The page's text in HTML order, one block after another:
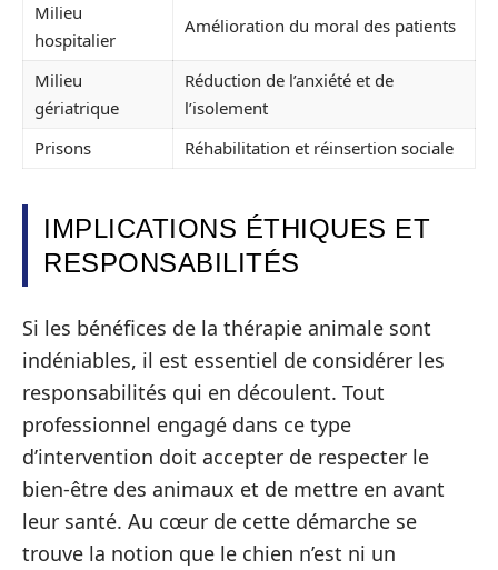
Milieu
hospitalier
Amélioration du moral des patients
Milieu
gériatrique
Réduction de l’anxiété et de
l’isolement
Prisons
Réhabilitation et réinsertion sociale
IMPLICATIONS ÉTHIQUES ET
RESPONSABILITÉS
Si les bénéfices de la thérapie animale sont
indéniables, il est essentiel de considérer les
responsabilités qui en découlent. Tout
professionnel engagé dans ce type
d’intervention doit accepter de respecter le
bien-être des animaux et de mettre en avant
leur santé. Au cœur de cette démarche se
trouve la notion que le chien n’est ni un